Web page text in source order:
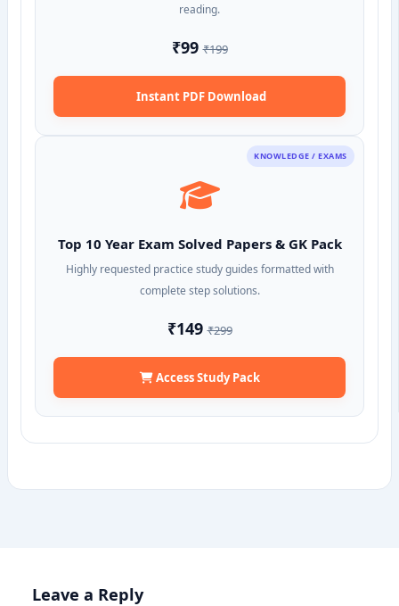
reading.
₹99₹199
Instant PDF Download
KNOWLEDGE / EXAMS
Top 10 Year Exam Solved Papers & GK Pack
Highly requested practice study guides formatted with
complete step solutions.
₹149₹299
Access Study Pack
Leave a Reply